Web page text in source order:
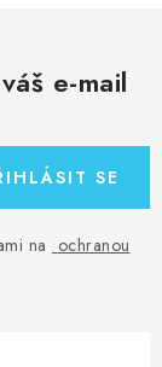
e-mail
na ochranou
SE